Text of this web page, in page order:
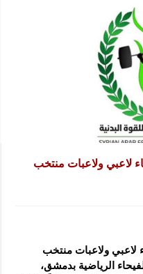
لاعبي ولاعبات منتخب
لاعبي ولاعبات منتخب
الرياضية بدمشق،